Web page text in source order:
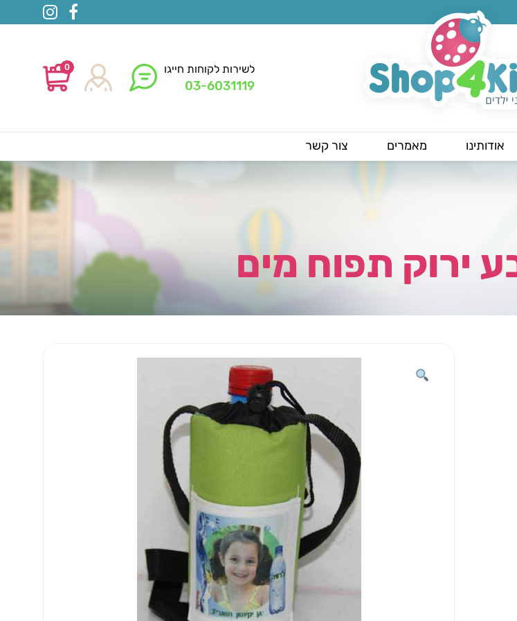
לשירות לקוחות חייגו
03-6031119
0
אודותינו מאמרים צור קשר
ירוק תפוח מים